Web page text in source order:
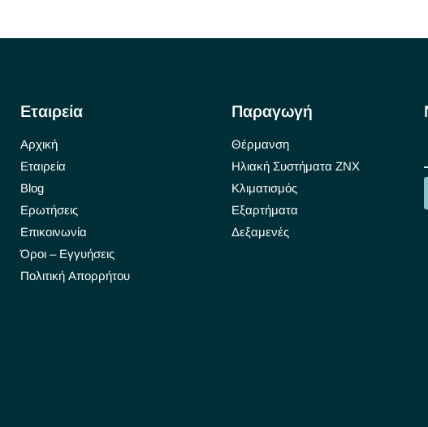
Εταιρεία
Αρχική
Εταιρεία
Blog
Ερωτήσεις
Επικοινωνία
Όροι – Εγγυήσεις
Πολιτική Απορρήτου
Παραγωγή
Θέρμανση
Ηλιακή Συστήματα ΖΝΧ
Κλιματισμός
Εξαρτήματα
Δεξαμενές